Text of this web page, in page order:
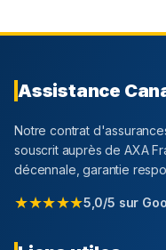
Assistance
Notre contrat
souscrit auprès de AXA
décennale, garantie
★★★★★5,0/5 sur